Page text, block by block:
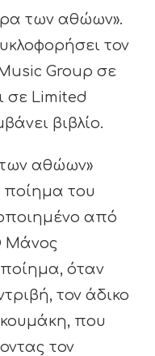
των αθώων».
τον
Group σε
σε Limited
βιβλίο.
αθώων»
ποίημα του
από
Μάνος
όταν
τον άδικο
που
τον